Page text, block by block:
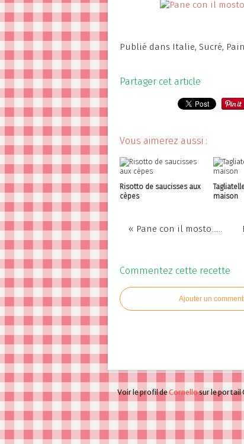
Publié dans Italie, Sucré,
Partager cet article
Vous aimerez aussi :
Risotto de saucisses aux
cèpes
maison
« Pane con il mosto......
Commentez cette recette
Ajouter un
Voir le profil deCornellosur le portail